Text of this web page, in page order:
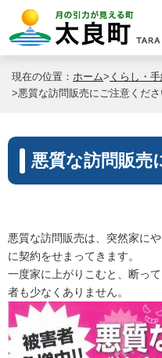
現在の位置： ホーム> くらし・手
>悪質な訪問販売にご注意くださ
悪質な訪問販売
悪質な訪問販売は、突然家に
に契約をせまってきます。
一度家に上がりこむと、断っ
者も少なくありません。